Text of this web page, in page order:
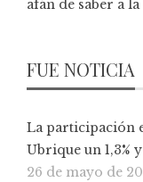
afán de saber a
FUE NOTICIA
La participación
Ubrique un 1,3%
26 de mayo de